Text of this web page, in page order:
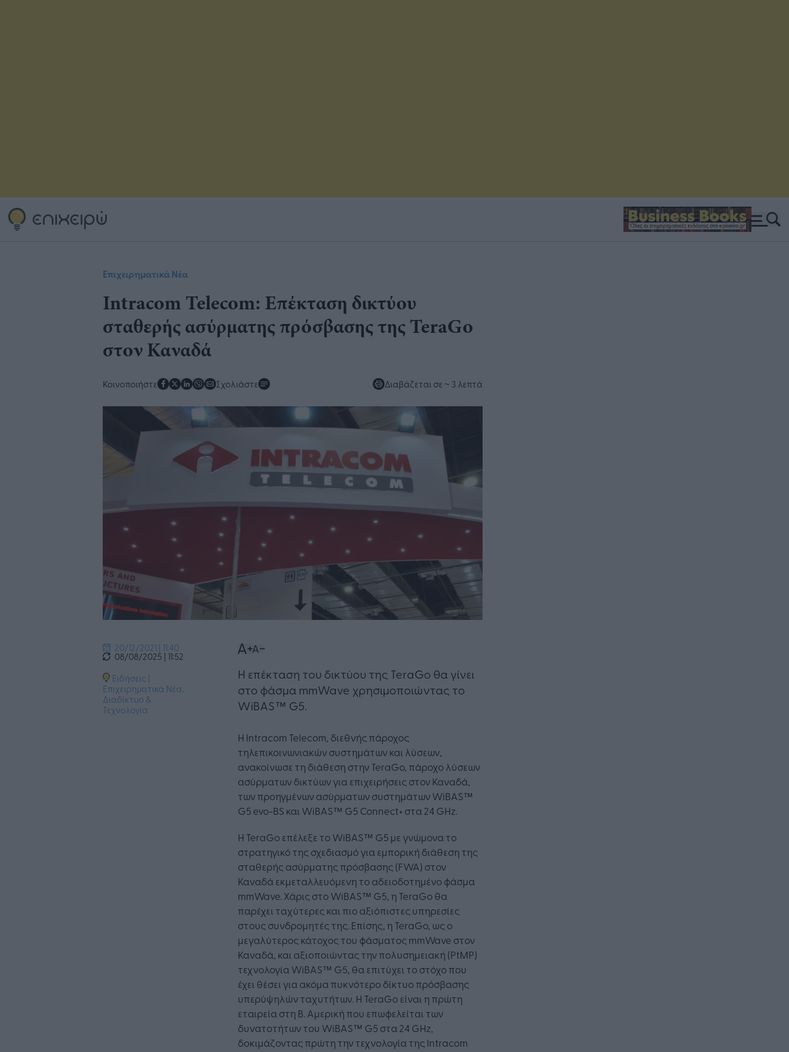
Επιχειρηματικά Νέα
​Intracom Telecom: Επέκταση δικτύου
σταθερής ασύρματης πρόσβασης της TeraGo
στον Καναδά​
Κοινοποιήστε Σχολιάστε Διαβάζεται σε ~ 3 λεπτά
20/12/2021 | 11:40
08/08/2025 | 11:52
Ειδήσεις |
Επιχειρηματικά Νέα,
Διαδίκτυο &
Τεχνολογία
Η επέκταση του δικτύου της TeraGo θα γίνει
στο φάσμα mmWave χρησιμοποιώντας το
WiBAS™ G5.
Η Intracom Telecom, διεθνής πάροχος
τηλεπικοινωνιακών συστημάτων και λύσεων,
ανακοίνωσε τη διάθεση στην TeraGo, πάροχο λύσεων
ασύρματων δικτύων για επιχειρήσεις στον Καναδά,
των προηγμένων ασύρματων συστημάτων WiBAS™
G5 evo-BS και WiBAS™ G5 Connect+ στα 24 GHz.
Η TeraGo επέλεξε το WiBAS™ G5 με γνώμονα το
στρατηγικό της σχεδιασμό για εμπορική διάθεση της
σταθερής ασύρματης πρόσβασης (FWA) στον
Καναδά εκμεταλλευόμενη το αδειοδοτημένο φάσμα
mmWave. Χάρις στο WiBAS™ G5, η TeraGo θα
παρέχει ταχύτερες και πιο αξιόπιστες υπηρεσίες
στους συνδρομητές της. Επίσης, η TeraGo, ως ο
μεγαλύτερος κάτοχος του φάσματος mmWave στον
Καναδά, και αξιοποιώντας την πολυσημειακή (PtMP)
τεχνολογία WiBAS™ G5, θα επιτύχει το στόχο που
έχει θέσει για ακόμα πυκνότερο δίκτυο πρόσβασης
υπερύψηλών ταχυτήτων. Η TeraGo είναι η πρώτη
εταιρεία στη Β. Αμερική που επωφελείται των
δυνατοτήτων του WiBAS™ G5 στα 24 GHz,
δοκιμάζοντας πρώτη την τεχνολογία της Intracom